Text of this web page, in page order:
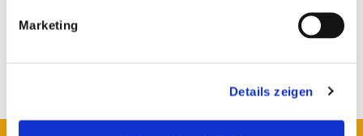
Marketing
Details zeigen